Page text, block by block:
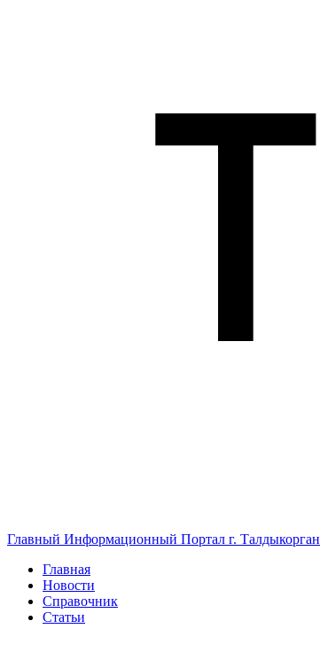
Главный Информационный Портал г. Талдыкорган
Главная
Новости
Справочник
Статьи